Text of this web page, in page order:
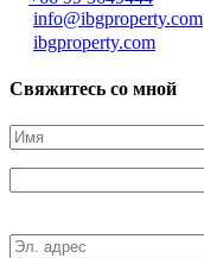
info@ibgproperty.com
ibgproperty.com
Свяжитесь со мной